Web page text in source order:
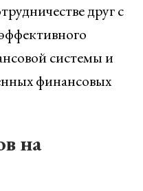
друг с
системы и
финансовых
на